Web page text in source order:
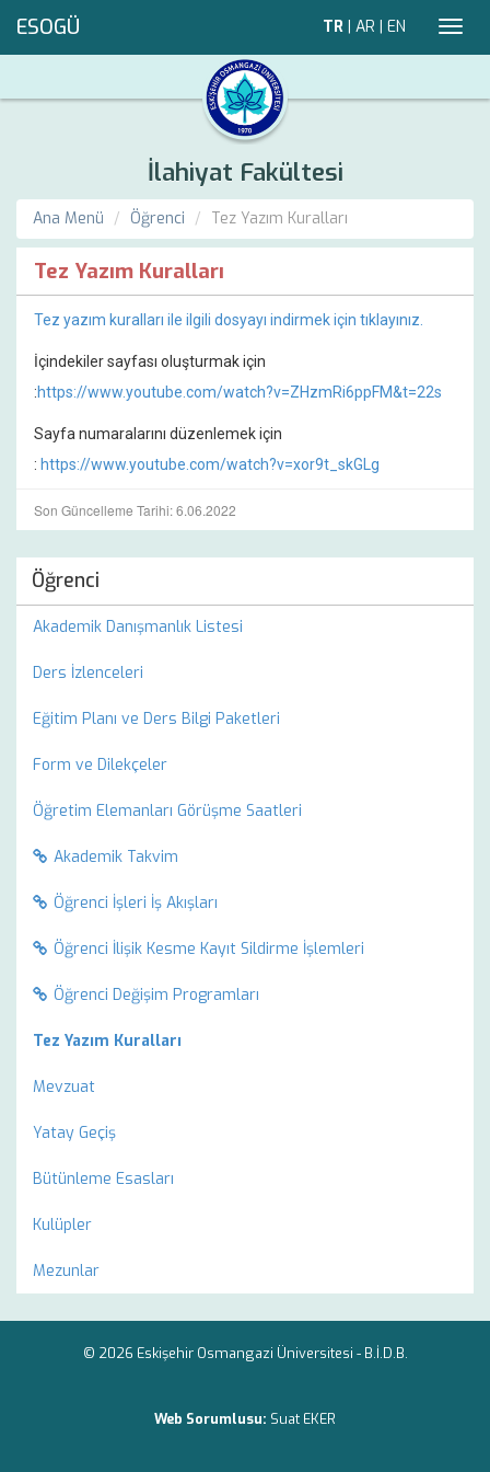
ESOGÜ TR | AR | EN
İlahiyat Fakültesi
Ana Menü Öğrenci Tez Yazım Kuralları
Tez Yazım Kuralları
Tez yazım kuralları ile ilgili dosyayı indirmek için tıklayınız.
İçindekiler sayfası oluşturmak için
:https://www.youtube.com/watch?v=ZHzmRi6ppFM&t=22s
Sayfa numaralarını düzenlemek için
: https://www.youtube.com/watch?v=xor9t_skGLg
Son Güncelleme Tarihi: 6.06.2022
Öğrenci
Akademik Danışmanlık Listesi
Ders İzlenceleri
Eğitim Planı ve Ders Bilgi Paketleri
Form ve Dilekçeler
Öğretim Elemanları Görüşme Saatleri
Akademik Takvim
Öğrenci İşleri İş Akışları
Öğrenci İlişik Kesme Kayıt Sildirme İşlemleri
Öğrenci Değişim Programları
Tez Yazım Kuralları
Mevzuat
Yatay Geçiş
Bütünleme Esasları
Kulüpler
Mezunlar
© 2026 Eskişehir Osmangazi Üniversitesi - B.İ.D.B.
Web Sorumlusu: Suat EKER